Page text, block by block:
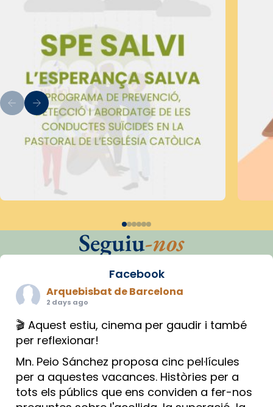
Seguiu-nos
Facebook
Arquebisbat de Barcelona
2 days ago
🎬 Aquest estiu, cinema per gaudir i també
per reflexionar!
Mn. Peio Sánchez proposa cinc pel·lícules
per a aquestes vacances. Històries per a
tots els públics que ens conviden a fer-nos